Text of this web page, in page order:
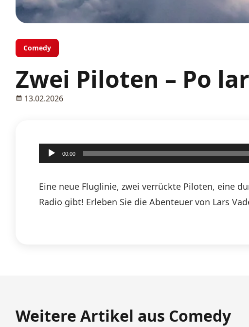
Comedy
Zwei Piloten – Po
13.02.2026
Audio-
Player
00:00
Eine neue Fluglinie, zwei verrückte Piloten, eine
Radio gibt! Erleben Sie die Abenteuer von Lars
Weitere Artikel aus Comedy